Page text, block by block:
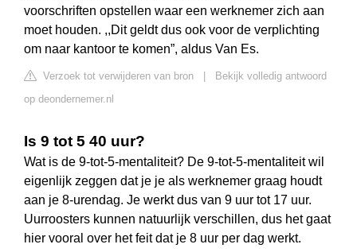
voorschriften opstellen waar een werknemer zich aan
moet houden. ,,Dit geldt dus ook voor de verplichting
om naar kantoor te komen”, aldus Van Es.
Verzoek tot verwijderen van bron
Bekijk volledig antwoord
op deondernemer.nl
Is 9 tot 5 40 uur?
Wat is de 9-tot-5-mentaliteit? De 9-tot-5-mentaliteit wil
eigenlijk zeggen dat je je als werknemer graag houdt
aan je 8-urendag. Je werkt dus van 9 uur tot 17 uur.
Uurroosters kunnen natuurlijk verschillen, dus het gaat
hier vooral over het feit dat je 8 uur per dag werkt.